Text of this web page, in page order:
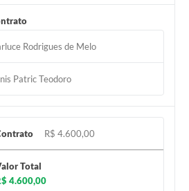
Rodrigues de Melo
Patric Teodoro
R$ 4.600,00
Total
4.600,00